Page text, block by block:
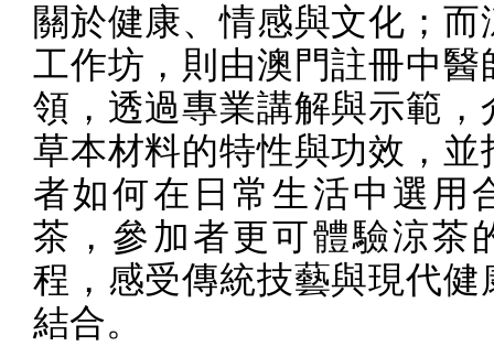
關於健康、情感與文化；而
工作坊，則由澳門註冊中醫
領，透過專業講解與示範，
草本材料的特性與功效，並
者如何在日常生活中選用
茶，參加者更可體驗涼茶
程，感受傳統技藝與現代健
結合。